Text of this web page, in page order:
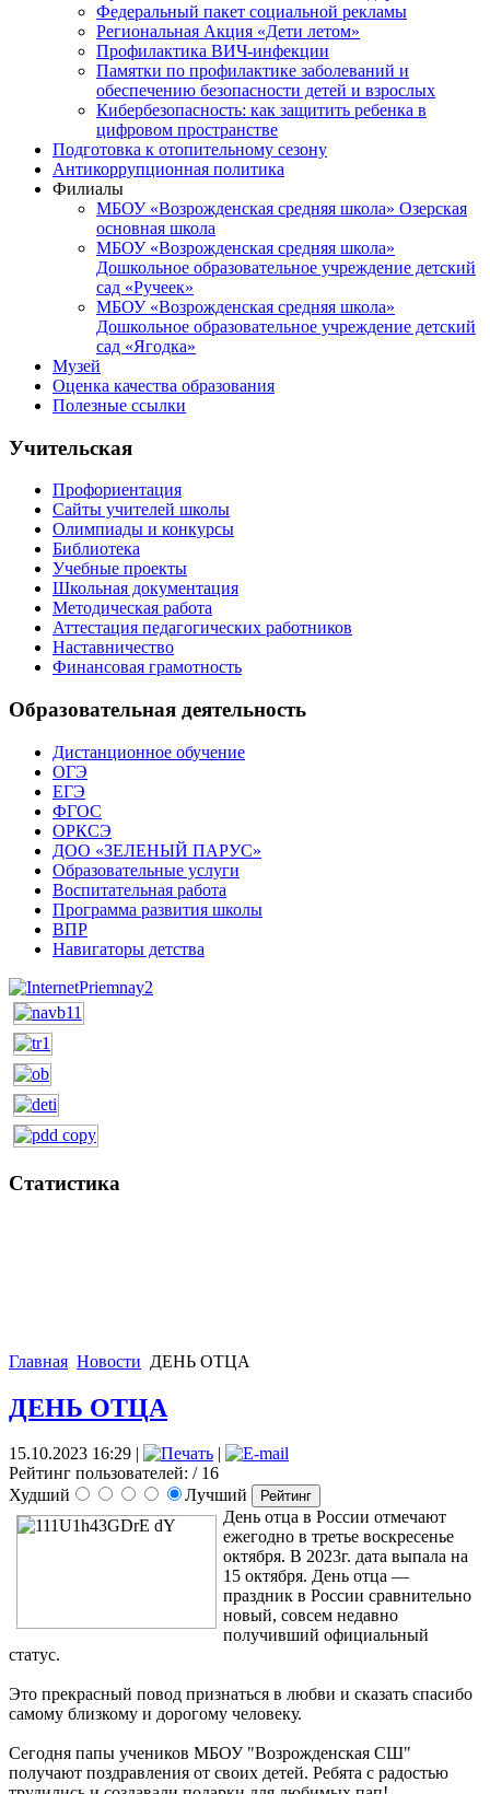
Федеральный пакет социальной рекламы
Региональная Акция «Дети летом»
Профилактика ВИЧ-инфекции
Памятки по профилактике заболеваний и
обеспечению безопасности детей и взрослых
Кибербезопасность: как защитить ребенка в
цифровом пространстве
Подготовка к отопительному сезону
Антикоррупционная политика
Филиалы
МБОУ «Возрожденская средняя школа» Озерская
основная школа
МБОУ «Возрожденская средняя школа»
Дошкольное образовательное учреждение детский
сад «Ручеек»
МБОУ «Возрожденская средняя школа»
Дошкольное образовательное учреждение детский
сад «Ягодка»
Музей
Оценка качества образования
Полезные ссылки
Учительская
Профориентация
Сайты учителей школы
Олимпиады и конкурсы
Библиотека
Учебные проекты
Школьная документация
Методическая работа
Аттестация педагогических работников
Наставничество
Финансовая грамотность
Образовательная деятельность
Дистанционное обучение
ОГЭ
ЕГЭ
ФГОС
ОРКСЭ
ДОО «ЗЕЛЕНЫЙ ПАРУС»
Образовательные услуги
Воспитательная работа
Программа развития школы
ВПР
Навигаторы детства
Статистика
Главная Новости ДЕНЬ ОТЦА
ДЕНЬ ОТЦА
15.10.2023 16:29
Рейтинг пользователей: / 16
Худший
Лучший
День отца в России отмечают
ежегодно в третье воскресенье
октября. В 2023г. дата выпала на
15 октября. День отца —
праздник в России сравнительно
новый, совсем недавно
получивший официальный
статус.
Это прекрасный повод признаться в любви и сказать спасибо
самому близкому и дорогому человеку.
Сегодня папы учеников МБОУ "Возрожденская СШ"
получают поздравления от своих детей. Ребята с радостью